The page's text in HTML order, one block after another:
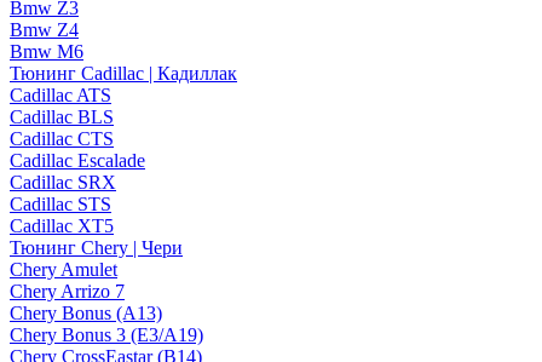
Bmw Z3
Bmw Z4
Bmw М6
Тюнинг Cadillac | Кадиллак
Cadillac ATS
Cadillac BLS
Cadillac CTS
Cadillac Escalade
Cadillac SRX
Cadillac STS
Cadillac XT5
Тюнинг Chery | Чери
Chery Amulet
Chery Arrizo 7
Chery Bonus (A13)
Chery Bonus 3 (E3/A19)
Chery CrossEastar (B14)